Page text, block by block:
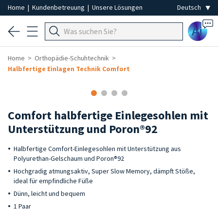
Home | Kundenbetreuung | Unsere Lösungen
Ai
Home
Orthopädie-Schuhtechnik
Halbfertige Einlagen Technik Comfort
Comfort halbfertige Einlegesohlen mit
Unterstützung und Poron®92
Halbfertige Comfort-Einlegesohlen mit Unterstützung aus
Polyurethan-Gelschaum und Poron®92
Hochgradig atmungsaktiv, Super Slow Memory, dämpft Stöße,
ideal für empfindliche Füße
Dünn, leicht und bequem
1 Paar